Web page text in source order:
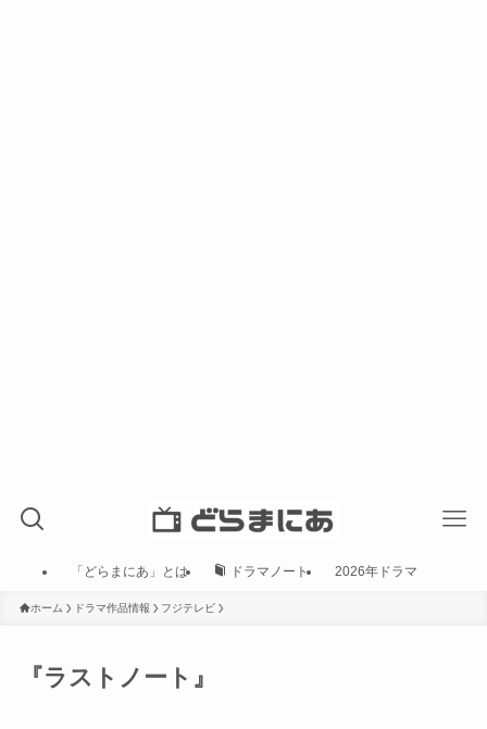
「どらまにあ」とは ドラマノート 2026年ドラマ
ホーム ドラマ作品情報 フジテレビ
『ラストノート』